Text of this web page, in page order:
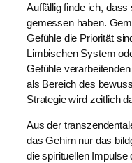
Auffällig finde ich,
gemessen haben.
Gefühle die Priorität
Limbischen System
Gefühle
als Bereich des
Strategie wird zeitlich
Aus der
das Gehirn nur das
die spirituellen Impulse